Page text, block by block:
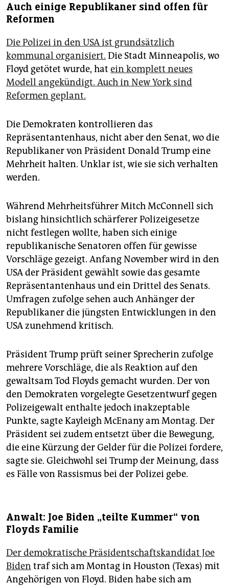
Auch einige Republikaner sind offen für
Reformen
Die Polizei in den USA ist grundsätzlich
kommunal organisiert. Die Stadt Minneapolis, wo
Floyd getötet wurde, hat ein komplett neues
Modell angekündigt. Auch in New York sind
Reformen geplant.
Die Demokraten kontrollieren das
Repräsentantenhaus, nicht aber den Senat, wo die
Republikaner von Präsident Donald Trump eine
Mehrheit halten. Unklar ist, wie sie sich verhalten
werden.
Während Mehrheitsführer Mitch McConnell sich
bislang hinsichtlich schärferer Polizeigesetze
nicht festlegen wollte, haben sich einige
republikanische Senatoren offen für gewisse
Vorschläge gezeigt. Anfang November wird in den
USA der Präsident gewählt sowie das gesamte
Repräsentantenhaus und ein Drittel des Senats.
Umfragen zufolge sehen auch Anhänger der
Republikaner die jüngsten Entwicklungen in den
USA zunehmend kritisch.
Präsident Trump prüft seiner Sprecherin zufolge
mehrere Vorschläge, die als Reaktion auf den
gewaltsam Tod Floyds gemacht wurden. Der von
den Demokraten vorgelegte Gesetzentwurf gegen
Polizeigewalt enthalte jedoch inakzeptable
Punkte, sagte Kayleigh McEnany am Montag. Der
Präsident sei zudem entsetzt über die Bewegung,
die eine Kürzung der Gelder für die Polizei fordere,
sagte sie. Gleichwohl sei Trump der Meinung, dass
es Fälle von Rassismus bei der Polizei gebe.
Anwalt: Joe Biden „teilte Kummer“ von
Floyds Familie
Der demokratische Präsidentschaftskandidat Joe
Biden traf sich am Montag in Houston (Texas) mit
Angehörigen von Floyd. Biden habe sich am